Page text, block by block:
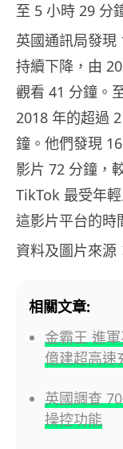
至 5 小時 29 分
英國通訊局發現
持續下降，由
觀看 41 分鐘。
2018 年的超過
鐘。他們發現
影片 72 分鐘，
TikTok 最受年
這影片平台的時
資料及圖片來源
相關文章:
金霸王 進
億建超高速
英國調查
操控功能